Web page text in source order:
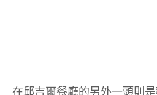
在邱吉爾餐廳的另外一頭則是